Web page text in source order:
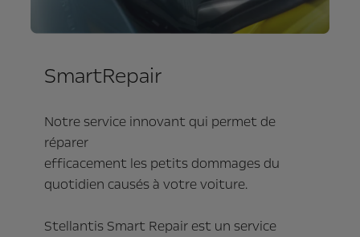
SmartRepair
Notre service innovant qui permet de
réparer
efficacement les petits dommages du
quotidien causés à votre voiture.
Stellantis Smart Repair est un service